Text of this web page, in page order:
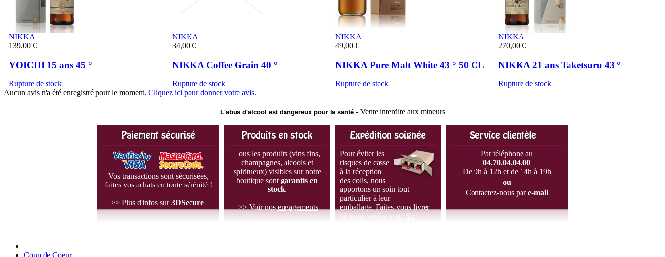
NIKKA
139,00 €
YOICHI 15 ans 45 °
Rupture de stock
NIKKA
34,00 €
NIKKA Coffee Grain 40 °
Rupture de stock
NIKKA
49,00 €
NIKKA Pure Malt White 43 ° 50 CL
Rupture de stock
NIKKA
270,00 €
NIKKA 21 ans Taketsuru 43 °
Rupture de stock
Aucun avis n'a été enregistré pour le moment. Cliquez ici pour donner votre avis.
L'abus d'alcool est dangereux pour la santé- Vente interdite aux mineurs
Vos transactions sont sécurisées,
faites vos achats en toute sérénité !
>> Plus d'infos sur3DSecure
Tous les produits (vins fins,
champagnes, alcools et
spiritueux) visibles sur notre
boutique sont garantis en
stock.
>> Voir nosengagements
Pour éviter les
risques de casse
à la réception
des colis, nous
apportons un soin tout
particulier à leur
emballage. Faites-vous livrer
où vous voulez avec So
Par téléphone au
04.70.04.04.00
De 9h à 12h et de 14h à 19h
ou
Contactez-nous pare-mail
Coup de Coeur